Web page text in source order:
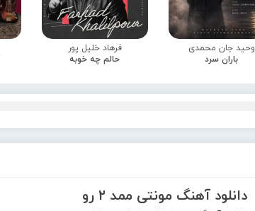
وحید جان محمدی
باران سرد
فرهاد خلیل پور
حالم چه خوبه
دانلود آهنگ مونتی ممد ۲ رو